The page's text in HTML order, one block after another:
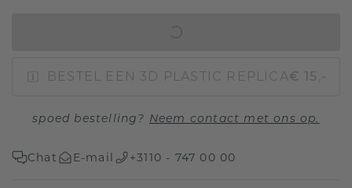
BESTEL EEN 3D PLASTIC REPLICA€ 15,-
spoed bestelling? Neem contact met ons op.
Chat E-mail +3110 - 747 00 00